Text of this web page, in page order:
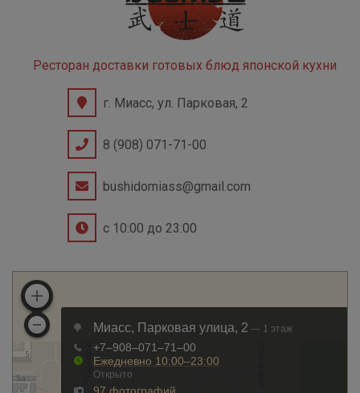
Ресторан доставки готовых блюд японской кухни
г. Миасс, ул. Парковая, 2
8 (908) 071-71-00
bushidomiass@gmail.com
с 10:00 до 23:00